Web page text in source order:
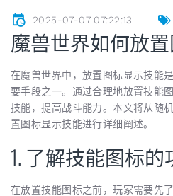
2025-07-07 07:22:13
魔兽世界如何放
在魔兽世界中，放置图标显示技能
要手段之一。通过合理地放置技能
技能，提高战斗能力。本文将从随
置图标显示技能进行详细阐述。
1. 了解技能图标的
在放置技能图标之前，玩家需要先